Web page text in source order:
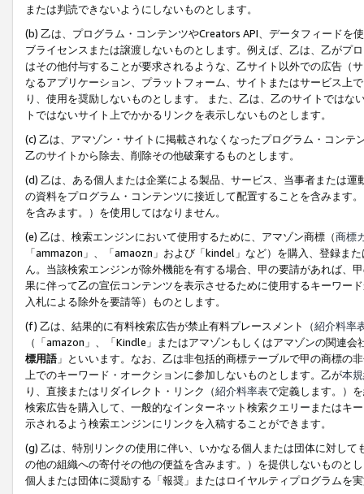
または判読できないようにしないものとします。
(b) 乙は、プログラム・コンテンツやCreators API、データフィード
ブライセンスまたは譲渡しないものとします。例えば、乙は、乙がプ
はその他付与することが要求されるような、乙サイト以外での広告（
なるアプリケーション、プラットフォーム、サイトまたはサービス上
り、使用を奨励しないものとします。 また、乙は、乙のサイトでは
トではないサイト上でかかるリンクを表示しないものとします。
(c) 乙は、アマゾン・サイトに掲載されなくなったプログラム・コン
乙のサイトから除去、削除その他破棄するものとします。
(d) 乙は、ある個人または企業による製品、サービス、当事者または
の資料をプログラム・コンテンツに接近して配置することを含みます
を含みます。）を使用してはなりません。
(e) 乙は、検索エンジンにおいて使用するために、アマゾン商標（商標
「ammazon」、「amaozn」および「kindel」など）を購入、登録ま
ん。当該検索エンジンが除外機能を有する場合、甲の要請があれば、
果に伴って乙の宣伝コンテンツを表示させるために使用するキーワー
入札による除外を要請等）ものとします。
(f) 乙は、結果的に有料検索広告が禁止有料プレースメント（紹介料率
（「amazon」、「Kindle」またはアマゾンもしくはアマゾンの関連
標用語」といいます。なお、乙は非包括的商標テーブルで甲の商標の
上でのキーワード・オークションに参加しないものとします。乙が本
り、直接またはリダイレクト・リンク（紹介料率表で定義します。）
検索広告を購入して、一般的なインターネット検索クエリーまたはキ
示されるよう検索エンジンにリンクを入稿することができます。
(g) 乙は、特別リンクの使用に伴い、いかなる個人または団体に対し
の他の組織への寄付その他の便益を含みます。）を提供しないものと
個人または団体に奨励する「報奨」またはロイヤルティプログラムを